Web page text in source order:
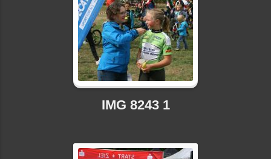
IMG 8243 1